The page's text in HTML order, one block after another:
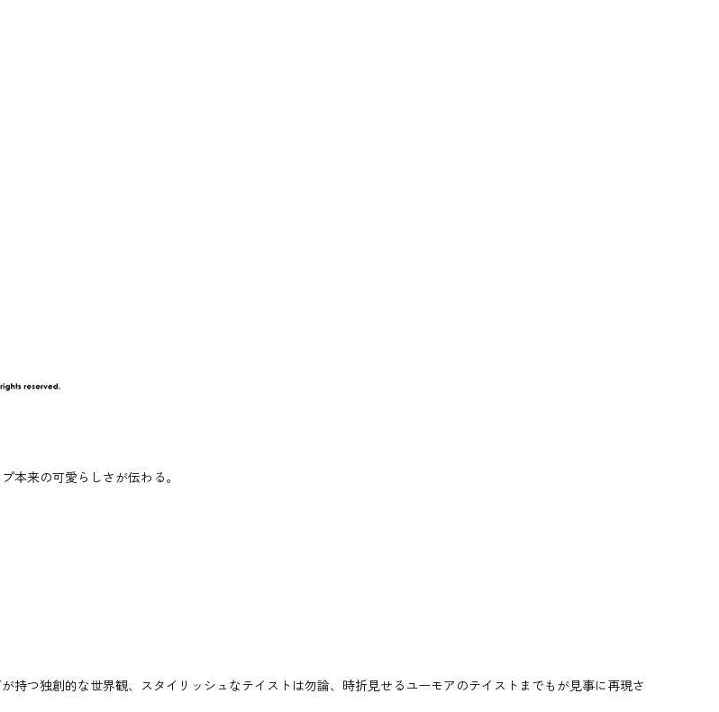
本来の可愛らしさが伝わる。
持つ独創的な世界観、スタイリッシュなテイストは勿論、時折見せるユーモアのテイストまでもが見事に再現さ